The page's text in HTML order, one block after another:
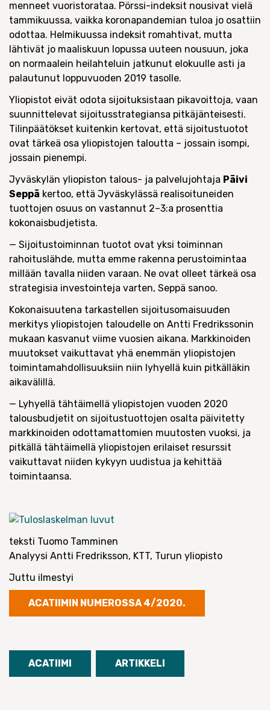
menneet vuoristorataa. Pörssi-indeksit nousivat vielä
tammikuussa, vaikka koronapandemian tuloa jo osattiin
odottaa. Helmikuussa indeksit romahtivat, mutta
lähtivät jo maaliskuun lopussa uuteen nousuun, joka
on normaalein heilahteluin jatkunut elokuulle asti ja
palautunut loppuvuoden 2019 tasolle.
Yliopistot eivät odota sijoituksistaan pikavoittoja, vaan
suunnittelevat sijoitusstrategiansa pitkäjänteisesti.
Tilinpäätökset kuitenkin kertovat, että sijoitustuotot
ovat tärkeä osa yliopistojen taloutta – jossain isompi,
jossain pienempi.
Jyväskylän yliopiston talous- ja palvelujohtaja Päivi
Seppä kertoo, että Jyväskylässä realisoituneiden
tuottojen osuus on vastannut 2–3:a prosenttia
kokonaisbudjetista.
— Sijoitustoiminnan tuotot ovat yksi toiminnan
rahoituslähde, mutta emme rakenna perustoimintaa
millään tavalla niiden varaan. Ne ovat olleet tärkeä osa
strategisia investointeja varten, Seppä sanoo.
Kokonaisuutena tarkastellen sijoitusomaisuuden
merkitys yliopistojen taloudelle on Antti Fredrikssonin
mukaan kasvanut viime vuosien aikana. Markkinoiden
muutokset vaikuttavat yhä enemmän yliopistojen
toimintamahdollisuuksiin niin lyhyellä kuin pitkälläkin
aikavälillä.
— Lyhyellä tähtäimellä yliopistojen vuoden 2020
talousbudjetit on sijoitustuottojen osalta päivitetty
markkinoiden odottamattomien muutosten vuoksi, ja
pitkällä tähtäimellä yliopistojen erilaiset resurssit
vaikuttavat niiden kykyyn uudistua ja kehittää
toimintaansa.
teksti Tuomo Tamminen
Analyysi Antti Fredriksson, KTT, Turun yliopisto
Juttu ilmestyi
ACATIIMIN NUMEROSSA 4/2020.
ACATIIMI ARTIKKELI